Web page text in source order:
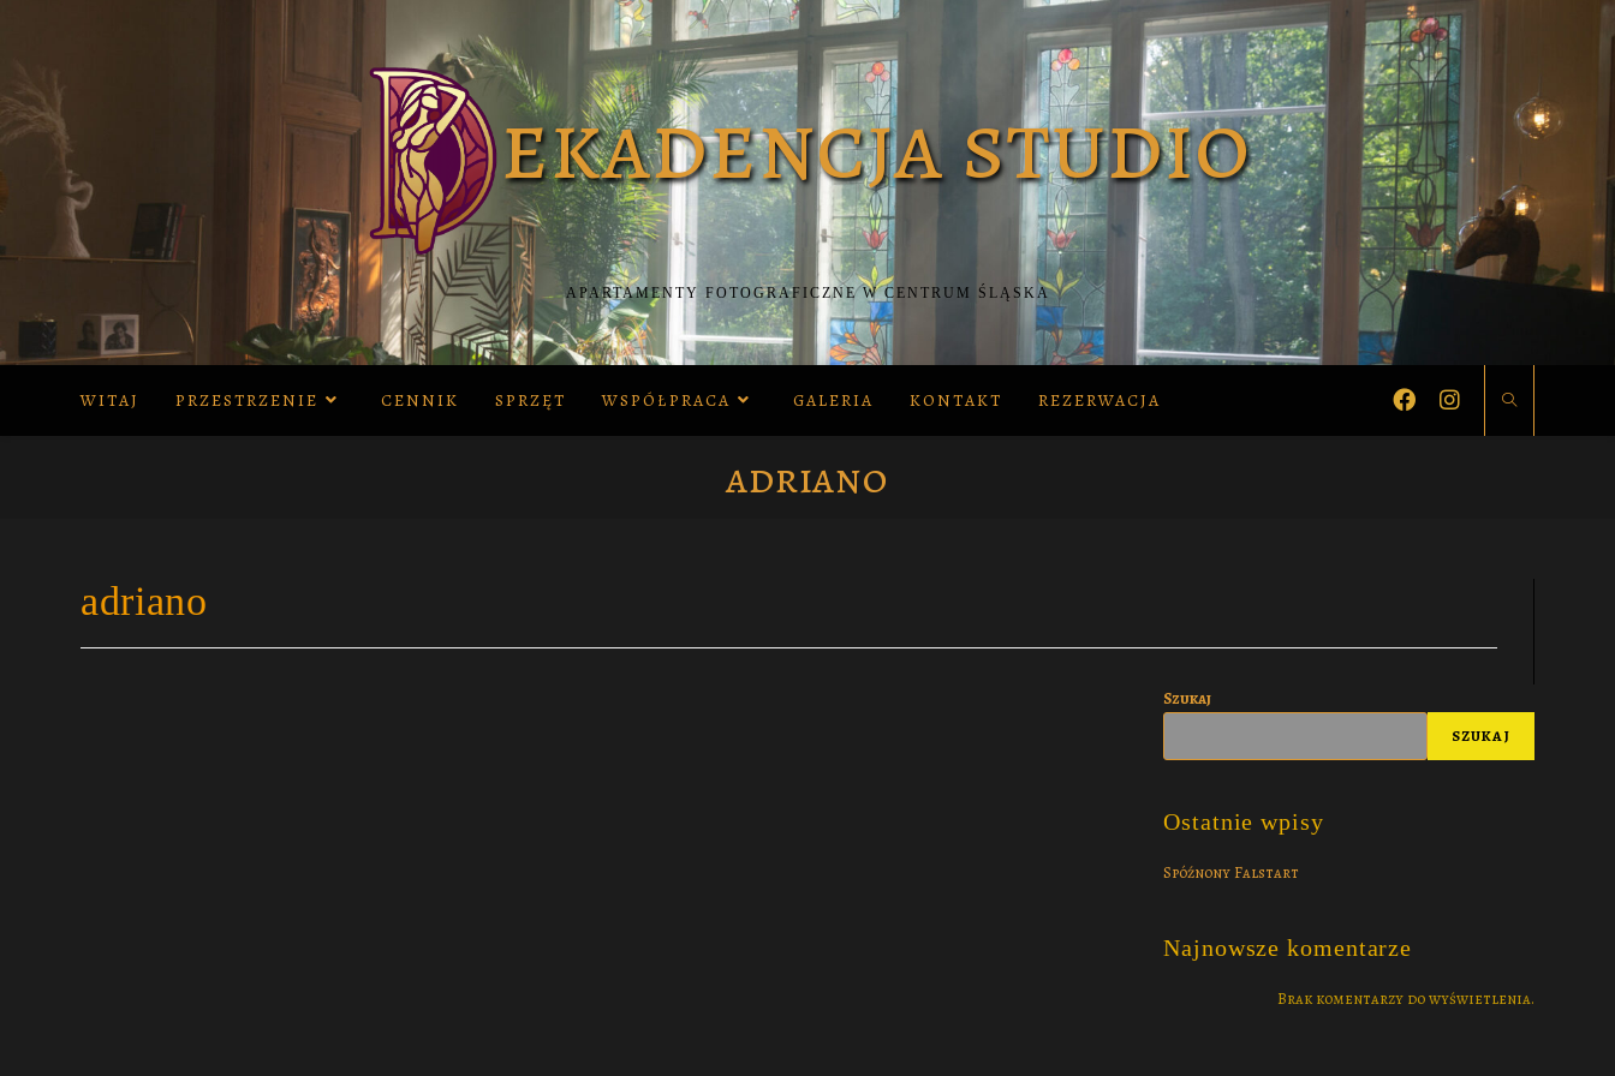
APARTAMENTY FOTOGRAFICZNE W CENTRUM ŚLĄSKA
WITAJ PRZESTRZENIE CENNIK SPRZĘT WSPÓŁPRACA GALERIA KONTAKT REZERWACJA
adriano
adriano
Szukaj
SZUKAJ
Ostatnie wpisy
Spóźnony Falstart
Najnowsze komentarze
Brak komentarzy do wyświetlenia.